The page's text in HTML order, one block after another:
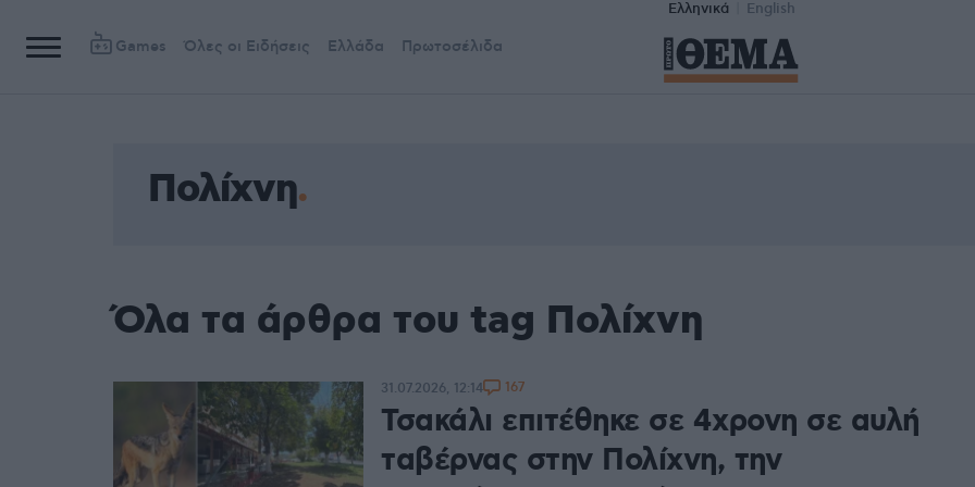
Ελληνικά English
Games Όλες οι Ειδήσεις Ελλάδα Πρωτοσέλιδα
Πολίχνη
Όλα τα άρθρα του tag Πολίχνη
Τσακάλι επιτέθηκε σε 4χρονη σε αυλή
ταβέρνας στην Πολίχνη, την
31.07.2026, 12:14 167